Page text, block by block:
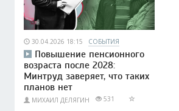
30.04.2026 18:15 СОБЫТИЯ
Повышение пенсионного
возраста после 2028:
Минтруд заверяет, что таких
планов нет
МИХАИЛ ДЕЛЯГИН 531